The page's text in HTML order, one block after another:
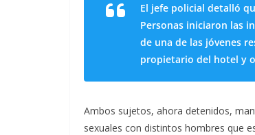
El jefe policial detalló
Personas iniciaron las
de una de las jóvenes
propietario del hotel y
Ambos sujetos, ahora detenidos,
sexuales con distintos hombres que